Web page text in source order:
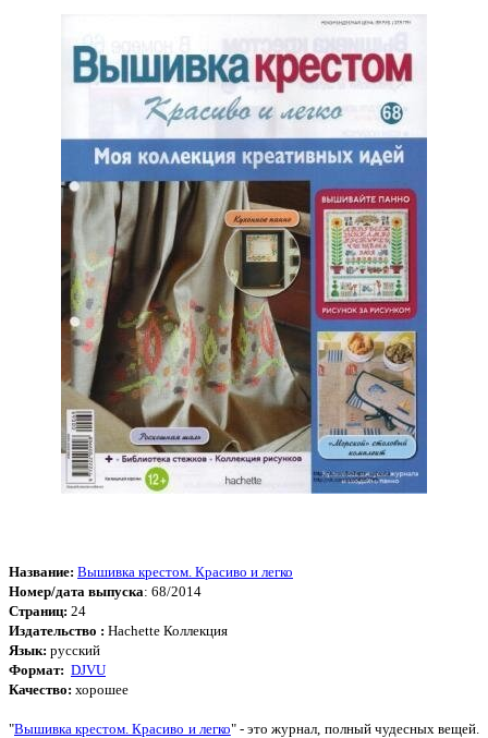
Название: Вышивка крестом. Красиво и легко
Номер/дата выпуска: 68/2014
Страниц: 24
Издательство : Hachette Коллекция
Язык: русский
Формат: DJVU
Качество: хорошее
"Вышивка крестом. Красиво и легко" - это журнал, полный чудесных вещей.